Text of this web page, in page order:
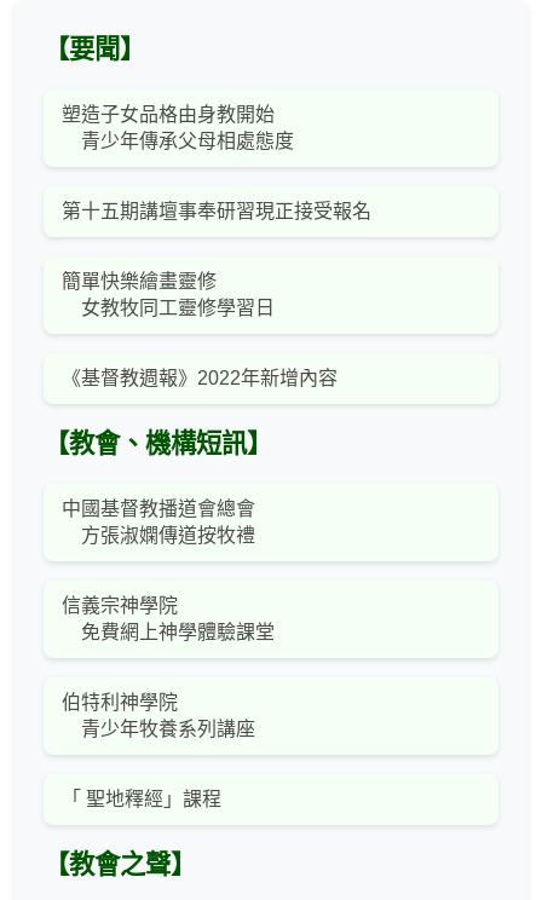
【要聞】
塑造子女品格由身教開始
青少年傳承父母相處態度
第十五期講壇事奉研習現正接受報名
簡單快樂繪畫靈修
女教牧同工靈修學習日
《基督教週報》2022年新增內容
【教會、機構短訊】
中國基督教播道會總會
方張淑嫻傳道按牧禮
信義宗神學院
免費網上神學體驗課堂
伯特利神學院
青少年牧養系列講座
「 聖地釋經」課程
【教會之聲】